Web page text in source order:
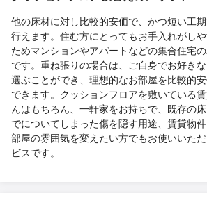
他の床材に対し比較的安価で、かつ短い工
行えます。住む方にとってもお手入れがし
ためマンションやアパートなどの集合住宅
です。重ね張りの場合は、ご自身でお好き
選ぶことができ、理想的なお部屋を比較的
できます。クッションフロアを敷いている
んはもちろん、一軒家をお持ちで、既存の
でについてしまった傷を隠す用途、賃貸物
部屋の雰囲気を変えたい方でもお使いいた
ビスです。